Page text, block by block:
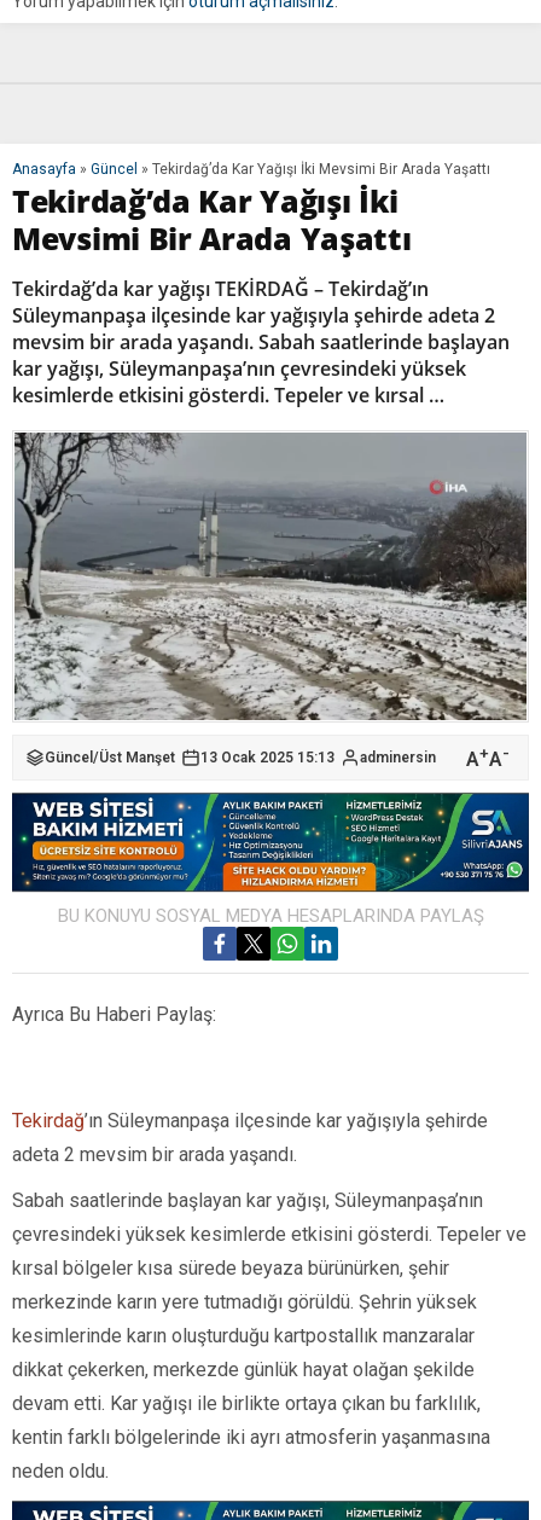
Anasayfa » Güncel » Tekirdağ’da Kar Yağışı İki Mevsimi Bir Arada Yaşattı
Tekirdağ’da Kar Yağışı İki
Mevsimi Bir Arada Yaşattı
Tekirdağ’da kar yağışı TEKİRDAĞ – Tekirdağ’ın
Süleymanpaşa ilçesinde kar yağışıyla şehirde adeta 2
mevsim bir arada yaşandı. Sabah saatlerinde başlayan
kar yağışı, Süleymanpaşa’nın çevresindeki yüksek
kesimlerde etkisini gösterdi. Tepeler ve kırsal …
Güncel /Üst Manşet 13 Ocak 2025 15:13 adminersin A+A-
BU KONUYU SOSYAL MEDYA HESAPLARINDA PAYLAŞ
Ayrıca Bu Haberi Paylaş:
Tekirdağ’ın Süleymanpaşa ilçesinde kar yağışıyla şehirde
adeta 2 mevsim bir arada yaşandı.
Sabah saatlerinde başlayan kar yağışı, Süleymanpaşa’nın
çevresindeki yüksek kesimlerde etkisini gösterdi. Tepeler ve
kırsal bölgeler kısa sürede beyaza bürünürken, şehir
merkezinde karın yere tutmadığı görüldü. Şehrin yüksek
kesimlerinde karın oluşturduğu kartpostallık manzaralar
dikkat çekerken, merkezde günlük hayat olağan şekilde
devam etti. Kar yağışı ile birlikte ortaya çıkan bu farklılık,
kentin farklı bölgelerinde iki ayrı atmosferin yaşanmasına
neden oldu.